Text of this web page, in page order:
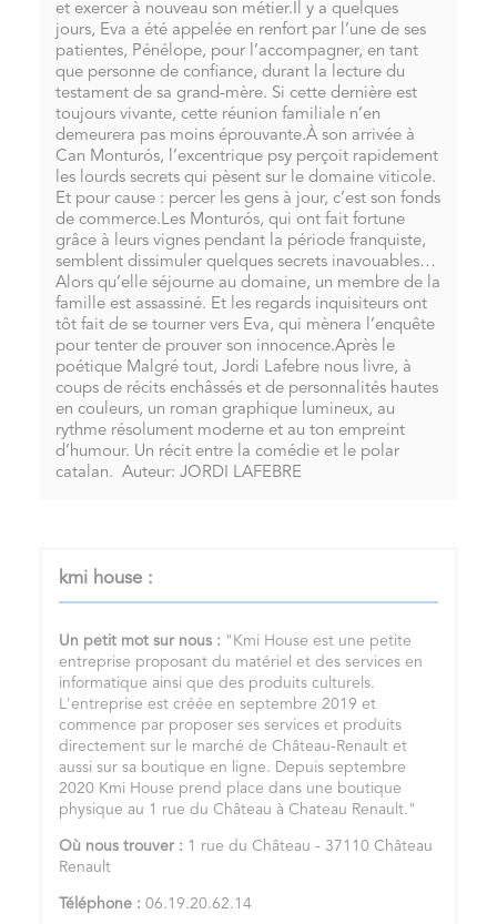
et exercer à nouveau son métier.Il y a quelques
jours, Eva a été appelée en renfort par l’une de ses
patientes, Pénélope, pour l’accompagner, en tant
que personne de confiance, durant la lecture du
testament de sa grand-mère. Si cette dernière est
toujours vivante, cette réunion familiale n’en
demeurera pas moins éprouvante.À son arrivée à
Can Monturós, l’excentrique psy perçoit rapidement
les lourds secrets qui pèsent sur le domaine viticole.
Et pour cause : percer les gens à jour, c’est son fonds
de commerce.Les Monturós, qui ont fait fortune
grâce à leurs vignes pendant la période franquiste,
semblent dissimuler quelques secrets inavouables…
Alors qu’elle séjourne au domaine, un membre de la
famille est assassiné. Et les regards inquisiteurs ont
tôt fait de se tourner vers Eva, qui mènera l’enquête
pour tenter de prouver son innocence.Après le
poétique Malgré tout, Jordi Lafebre nous livre, à
coups de récits enchâssés et de personnalités hautes
en couleurs, un roman graphique lumineux, au
rythme résolument moderne et au ton empreint
d’humour. Un récit entre la comédie et le polar
catalan. Auteur: JORDI LAFEBRE
kmi house :
Un petit mot sur nous : "Kmi House est une petite
entreprise proposant du matériel et des services en
informatique ainsi que des produits culturels.
L'entreprise est créée en septembre 2019 et
commence par proposer ses services et produits
directement sur le marché de Château-Renault et
aussi sur sa boutique en ligne. Depuis septembre
2020 Kmi House prend place dans une boutique
physique au 1 rue du Château à Chateau Renault."
Où nous trouver : 1 rue du Château - 37110 Château
Renault
Téléphone : 06.19.20.62.14